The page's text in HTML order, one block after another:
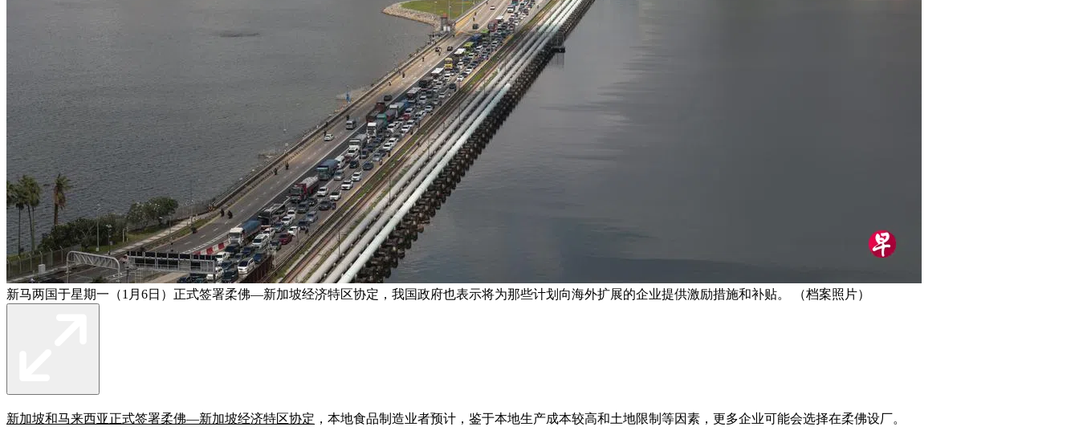
新马两国于星期一（1月6日）正式签署柔佛—新加坡经济特区协定，我国政府也表示将为那些计划向海外扩展的企业提供激励措施和补贴。 （档案照片）
新加坡和马来西亚正式签署柔佛—新加坡经济特区协定 ，本地食品制造业者预计，鉴于本地生产成本较高和土地限制等因素，更多企业可能会选择在柔佛设厂。